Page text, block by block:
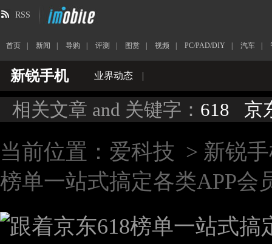
RSS
首页 新闻 导购 评测 图赏 视频 PC/PAD/DIY 汽车
新锐手机 业界动态 |
相关文章 and 关键字： 618 京
当前位置： 爱科技 > 新锐
榜单一站式搞定各类APP会